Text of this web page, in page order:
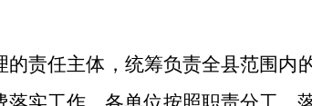
责任主体，统筹负责全县范围内